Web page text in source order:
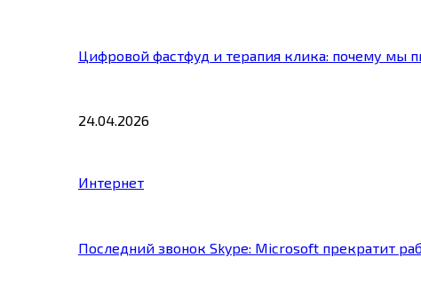
Цифровой фастфуд и терапия клика: почему мы
24.04.2026
Интернет
Последний звонок Skype: Microsoft прекратит